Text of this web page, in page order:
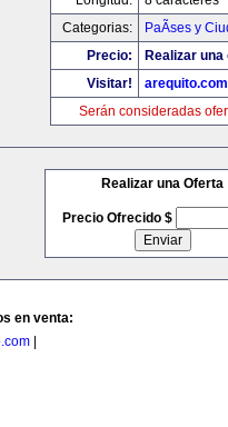
Categorias:
PaÃ­ses y
Precio:
Realizar
Visitar!
arequito.com
Serán consideradas
Realizar una Oferta
Precio Ofrecido $
en venta: